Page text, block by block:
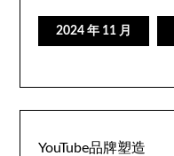
2024 年 11 月
YouTube品牌塑造